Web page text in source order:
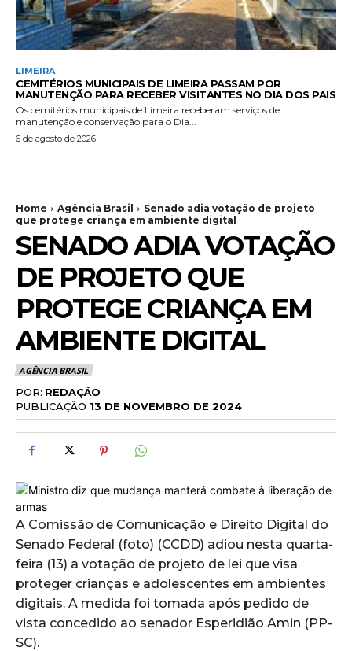
LIMEIRA
CEMITÉRIOS MUNICIPAIS DE LIMEIRA PASSAM POR
MANUTENÇÃO PARA RECEBER VISITANTES NO DIA DOS PAIS
Os cemitérios municipais de Limeira receberam serviços de
manutenção e conservação para o Dia...
6 de agosto de 2026